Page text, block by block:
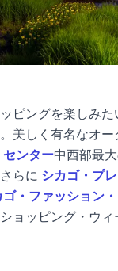
ピングを楽しみ
美しく有名なオー
センター中西部最
らに シカゴ・プ
ゴ・ファッション
ョッピング・ウィ